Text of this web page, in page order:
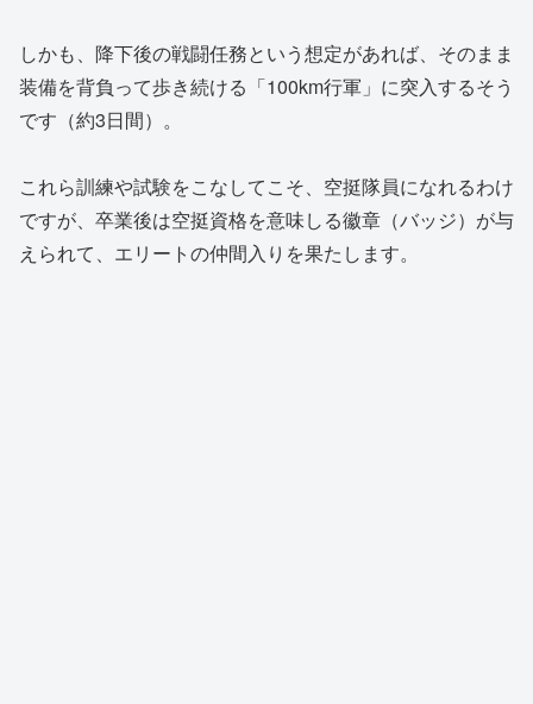
しかも、降下後の戦闘任務という想定があれば、そのまま
装備を背負って歩き続ける「100km行軍」に突入するそう
です（約3日間）。
これら訓練や試験をこなしてこそ、空挺隊員になれるわけ
ですが、卒業後は空挺資格を意味しる徽章（バッジ）が与
えられて、エリートの仲間入りを果たします。